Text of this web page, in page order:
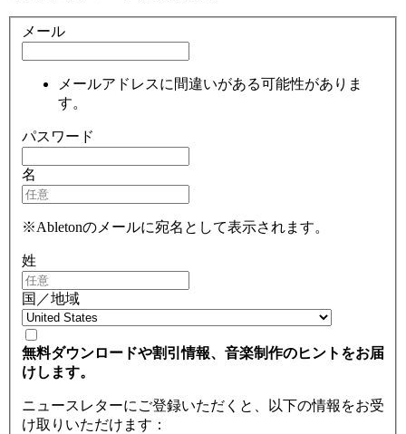
メール
メールアドレスに間違いがある可能性がありま
す。
パスワード
名
※Abletonのメールに宛名として表示されます。
姓
国／地域
無料ダウンロードや割引情報、音楽制作のヒントをお届
けします。
ニュースレターにご登録いただくと、以下の情報をお受
け取りいただけます：